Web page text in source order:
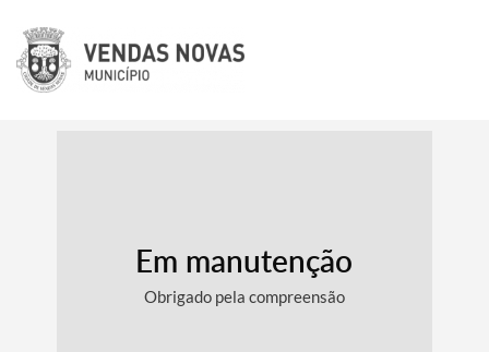
Em manutenção
Obrigado pela compreensão